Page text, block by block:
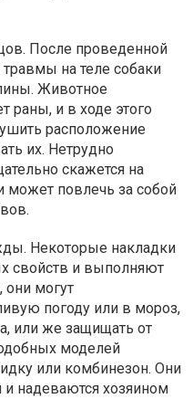
После проведенной
на теле собаки
Животное
раны, и в ходе этого
расположение
их. Нетрудно
скажется на
может повлечь за собой
Некоторые накладки
свойств и выполняют
могут
погоду или в мороз,
или же защищать от
моделей
или комбинезон. Они
надеваются хозяином